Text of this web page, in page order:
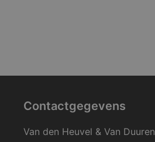
Contactgegevens
Van den Heuvel & Van Duuren